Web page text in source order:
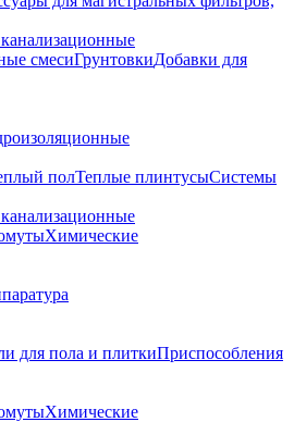
смесиГрунтовкиДобавки для
полТеплые плинтусыСистемы
Химические
для пола и плиткиПриспособления
Химические